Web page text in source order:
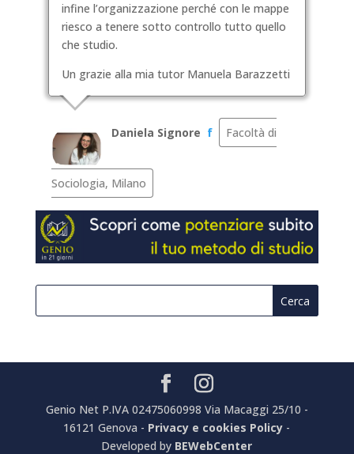
infine l’organizzazione perché con le mappe
riesco a tenere sotto controllo tutto quello
che studio.
Un grazie alla mia tutor Manuela Barazzetti
Daniela Signore f Facoltà di
Sociologia, Milano
Genio Net P.IVA 02475060998 Via Macaggi 25/10 -
16121 Genova - Privacy e cookies Policy -
Developed by BEWebCenter